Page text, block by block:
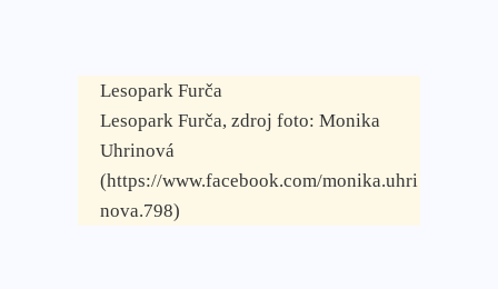
Lesopark Furča
Lesopark Furča, zdroj foto: Monika
Uhrinová
(https://www.facebook.com/monika.uhri
nova.798)